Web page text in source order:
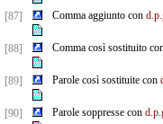
[87] Comma aggiunto con
[88] Comma così sostituito
[89] Parole così sostituite con
[90] Parole soppresse con